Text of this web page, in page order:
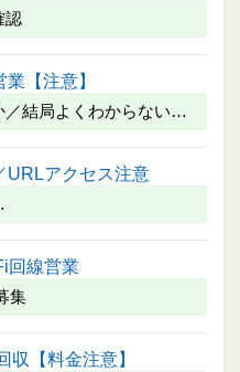
認
【注意】
／結局よくわからない…
URLアクセス注意
回線営業
集
収【料金注意】